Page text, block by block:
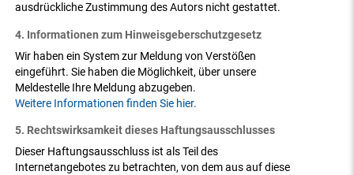
ausdrückliche Zustimmung des Autors nicht gestattet.
4. Informationen zum Hinweisgeberschutzgesetz
Wir haben ein System zur Meldung von Verstößen
eingeführt. Sie haben die Möglichkeit, über unsere
Meldestelle Ihre Meldung abzugeben.
Weitere Informationen finden Sie hier.
5. Rechtswirksamkeit dieses Haftungsausschlusses
Dieser Haftungsausschluss ist als Teil des
Internetangebotes zu betrachten, von dem aus auf diese